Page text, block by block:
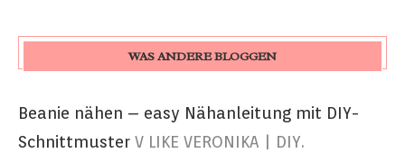
WAS ANDERE BLOGGEN
Beanie nähen – easy Nähanleitung mit DIY-
Schnittmuster V LIKE VERONIKA | DIY.